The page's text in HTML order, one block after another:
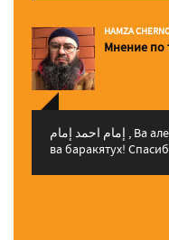
HAMZA
Мнение по
إمام احمد إمام , Ва алейкум ассалам ва рахматуЛлахи
ва баракятух!